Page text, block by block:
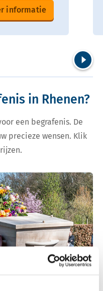
informatie
in Rhenen?
een begrafenis. De
precieze wensen. Klik